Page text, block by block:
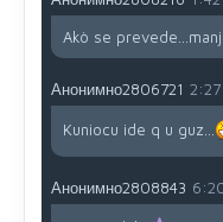
Akò se
Анонимно2806721 2:27
Kuniocu ide q u guz...
Анонимно2808843